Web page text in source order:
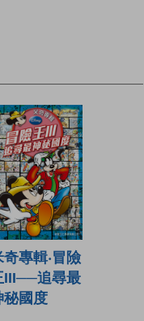
奇專輯‧冒險
III──追尋最
秘國度